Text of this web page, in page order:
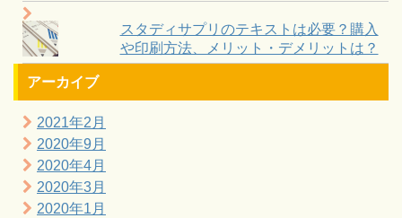
スタディサプリのテキストは必要？購入
や印刷方法、メリット・デメリットは？
アーカイブ
2021年2月
2020年9月
2020年4月
2020年3月
2020年1月